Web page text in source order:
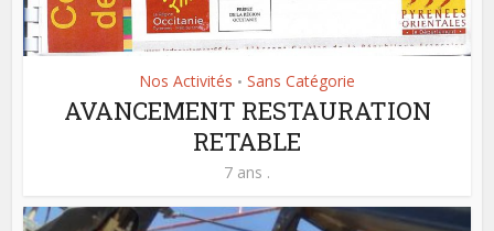
Nos Activités • Sans Catégorie
AVANCEMENT RESTAURATION
RETABLE
7 ans .